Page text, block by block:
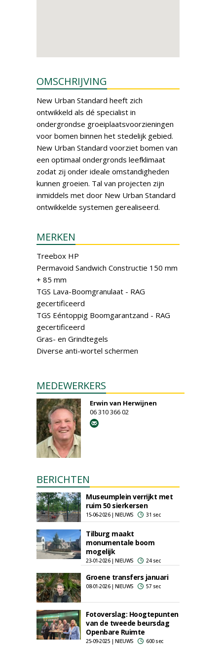
OMSCHRIJVING
New Urban Standard heeft zich
ontwikkeld als dé specialist in
ondergrondse groeiplaatsvoorzieningen
voor bomen binnen het stedelijk gebied.
New Urban Standard voorziet bomen van
een optimaal ondergronds leefklimaat
zodat zij onder ideale omstandigheden
kunnen groeien. Tal van projecten zijn
inmiddels met door New Urban Standard
ontwikkelde systemen gerealiseerd.
MERKEN
Treebox HP
Permavoid Sandwich Constructie 150 mm
+ 85 mm
TGS Lava-Boomgranulaat - RAG
gecertificeerd
TGS Eéntoppig Boomgarantzand - RAG
gecertificeerd
Gras- en Grindtegels
Diverse anti-wortel schermen
MEDEWERKERS
Erwin van Herwijnen
06 310 366 02
BERICHTEN
Museumplein verrijkt met
ruim 50 sierkersen
15-06-2026 | NIEUWS 31 sec
Tilburg maakt
monumentale boom
mogelijk
23-01-2026 | NIEUWS 24 sec
Groene transfers januari
08-01-2026 | NIEUWS 57 sec
Fotoverslag: Hoogtepunten
van de tweede beursdag
Openbare Ruimte
25-09-2025 | NIEUWS 600 sec